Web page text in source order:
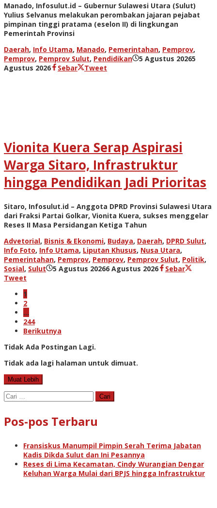
Manado, Infosulut.id – Gubernur Sulawesi Utara (Sulut)
Yulius Selvanus melakukan perombakan jajaran pejabat
pimpinan tinggi pratama (eselon II) di lingkungan
Pemerintah Provinsi
Daerah, Info Utama, Manado, Pemerintahan, Pemprov,
Pemprov, Pemprov Sulut, Pendidikan 5 Agustus 20265
Agustus 2026olehSebar Tweet
Vionita Kuera Serap Aspirasi
Warga Sitaro, Infrastruktur
hingga Pendidikan Jadi Prioritas
Sitaro, Infosulut.id – Anggota DPRD Provinsi Sulawesi Utara
dari Fraksi Partai Golkar, Vionita Kuera, sukses menggelar
Reses II Masa Persidangan Ketiga Tahun
Advetorial, Bisnis & Ekonomi, Budaya, Daerah, DPRD Sulut,
Info Foto, Info Utama, Liputan Khusus, Nusa Utara,
Pemerintahan, Pemprov, Pemprov, Pemprov Sulut, Politik,
Sosial, Sulut 5 Agustus 20266 Agustus 2026olehSebar
Tweet
1
2
…
244
Berikutnya
Tidak Ada Postingan Lagi.
Tidak ada lagi halaman untuk dimuat.
Muat Lebih
Cari
untuk:
Pos-pos Terbaru
Fransiskus Manumpil Pimpin Serah Terima Jabatan
Kadis Dikda Sulut dan Ini Pesannya
Reses di Lima Kecamatan, Cindy Wurangian Dengar
Keluhan Warga Mulai dari BPJS hingga Infrastruktur